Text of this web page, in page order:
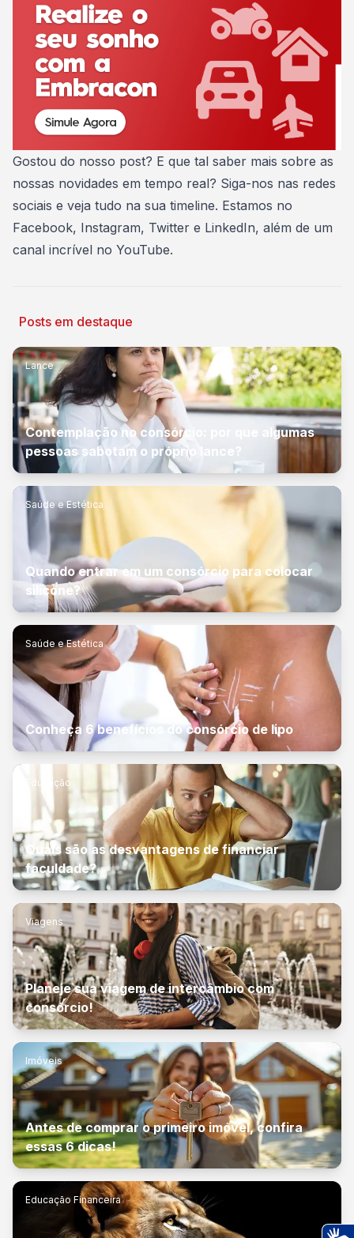
Gostou do nosso post? E que tal saber mais sobre as
nossas novidades em tempo real? Siga-nos nas redes
sociais e veja tudo na sua timeline. Estamos no
Facebook, Instagram, Twitter e LinkedIn, além de um
canal incrível no YouTube.
Posts em destaque
Lance
Contemplação no consórcio: por que algumas
pessoas sabotam o próprio lance?
Saúde e Estética
Quando entrar em um consórcio para colocar
silicone?
Saúde e Estética
Conheça 6 benefícios do consórcio de lipo
Educação
Quais são as desvantagens de financiar
faculdade?
Viagens
Planeje sua viagem de intercâmbio com
consórcio!
Imóveis
Antes de comprar o primeiro imóvel, confira
essas 6 dicas!
Educação Financeira